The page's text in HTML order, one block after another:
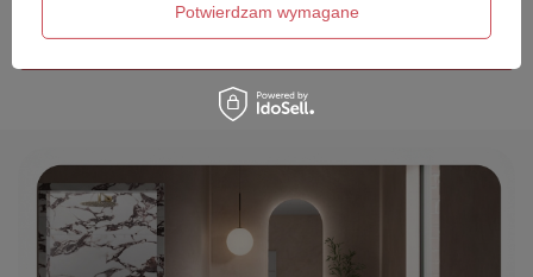
Wyślij opinię
Potwierdzam wymagane